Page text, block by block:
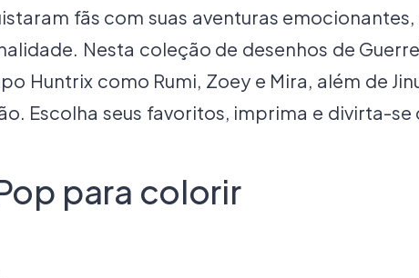
fãs com suas aventuras
Nesta coleção de desenhos de
Huntrix como Rumi, Zoey e Mira, além de
Escolha seus favoritos, imprima e divirta-
para colorir